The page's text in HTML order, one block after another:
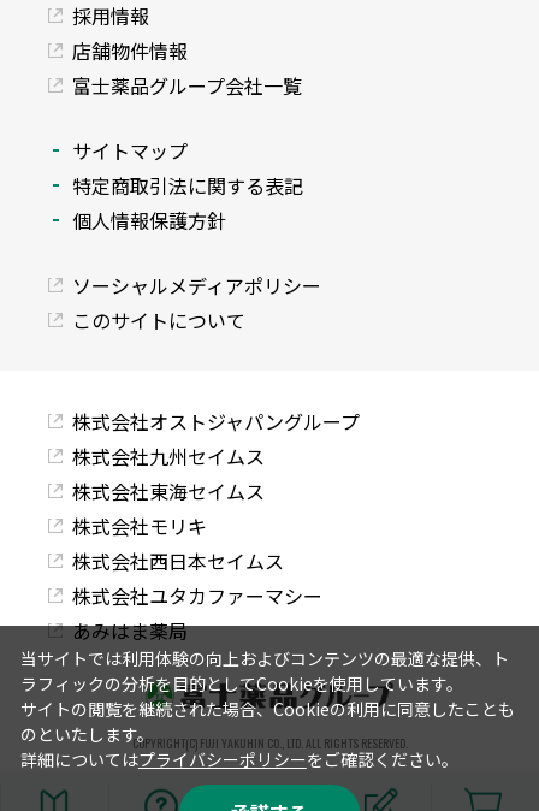
採用情報
店舗物件情報
富士薬品グループ会社一覧
サイトマップ
特定商取引法に関する表記
個人情報保護方針
ソーシャルメディアポリシー
このサイトについて
株式会社オストジャパングループ
株式会社九州セイムス
株式会社東海セイムス
株式会社モリキ
株式会社西日本セイムス
株式会社ユタカファーマシー
あみはま薬局
COPYRIGHT(C) FUJI YAKUHIN CO., LTD. ALL RIGHTS RESERVED.
当サイトでは利用体験の向上およびコンテンツの最適な提供、ト
ラフィックの分析を目的としてCookieを使用しています。
サイトの閲覧を継続された場合、Cookieの利用に同意したことも
のといたします。
詳細についてはプライバシーポリシーをご確認ください。